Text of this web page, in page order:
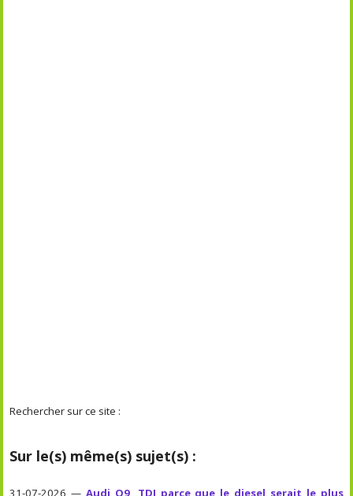
Rechercher sur ce site :
Sur le(s) même(s) sujet(s) :
31-07-2026 —Audi Q9, TDI parce que le diesel serait le plus